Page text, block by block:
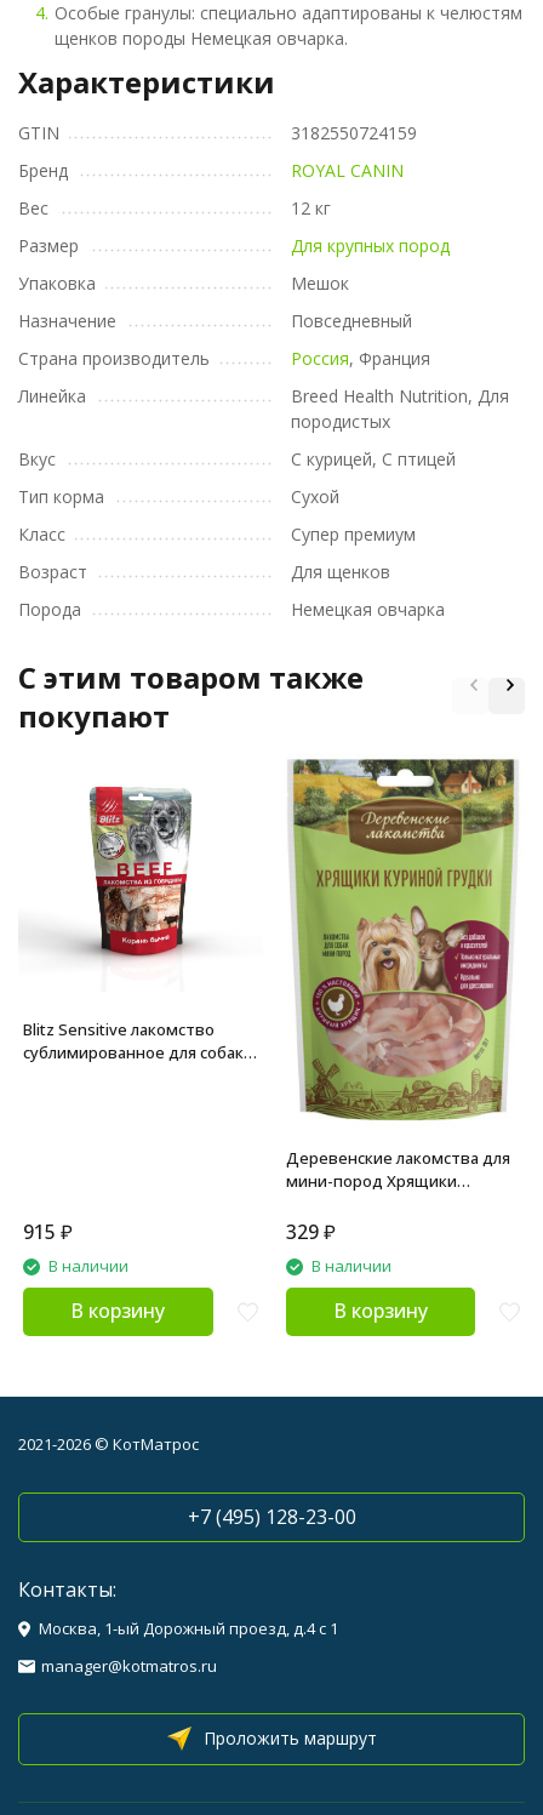
Особые гранулы: специально адаптированы к челюстям
щенков породы Немецкая овчарка.
Характеристики
GTIN
3182550724159
Бренд
ROYAL CANIN
Вес
12 кг
Размер
Для крупных пород
Упаковка
Мешок
Назначение
Повседневный
Страна производитель
Россия, Франция
Линейка
Breed Health Nutrition, Для
породистых
Вкус
С курицей, С птицей
Тип корма
Сухой
Класс
Супер премиум
Возраст
Для щенков
Порода
Немецкая овчарка
C этим товаром также
покупают
Blitz Sensitive лакомство
сублимированное для собак
915 ₽
В наличии
В корзину
Деревенские лакомства для
мини-пород Хрящики
329 ₽
В наличии
В корзину
2021-2026 © КотМатрос
+7 (495) 128-23-00
Контакты:
Москва, 1-ый Дорожный проезд, д.4 с 1
manager@kotmatros.ru
Проложить маршрут